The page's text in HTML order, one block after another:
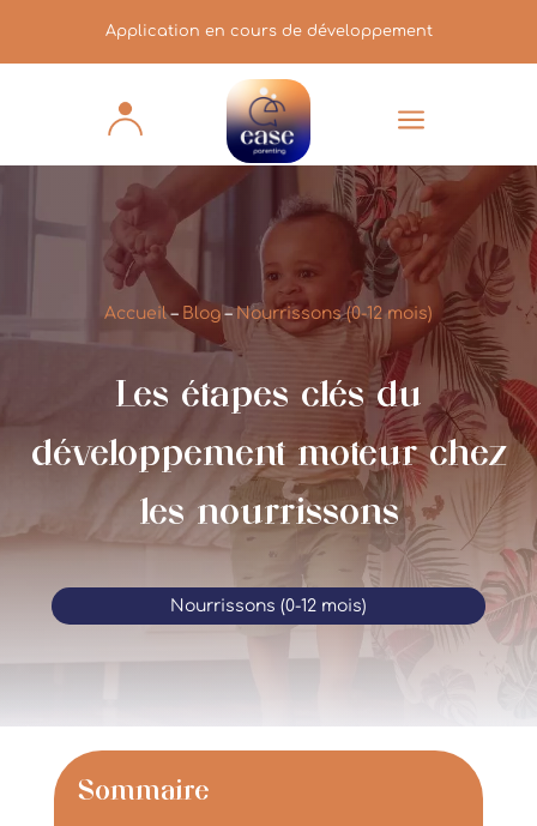
Application en cours de développement
a
Accueil– Blog –Nourrissons (0-12 mois)
Les étapes clés du
développement moteur chez
les nourrissons
Nourrissons (0-12 mois)
Sommaire